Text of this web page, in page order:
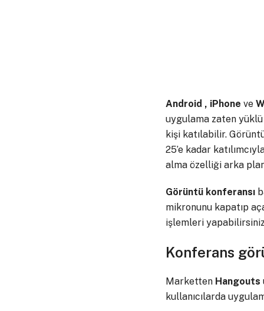
Android , iPhone ve
uygulama zaten
kişi katılabilir.
25’e kadar
alma özelliği arka
Görüntü konferansı
mikronunu kapatıp
işlemleri
Konferans
Marketten Hangouts
kullanıcılarda